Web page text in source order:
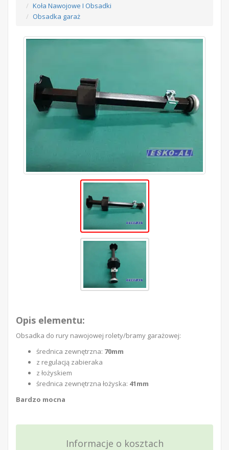
Koła Nawojowe I Obsadki
Obsadka garaż
Opis elementu:
Obsadka do rury nawojowej rolety/bramy garażowej:
średnica zewnętrzna: 70mm
z regulacją zabieraka
z łożyskiem
średnica zewnętrzna łożyska: 41mm
Bardzo mocna
Informacje o kosztach